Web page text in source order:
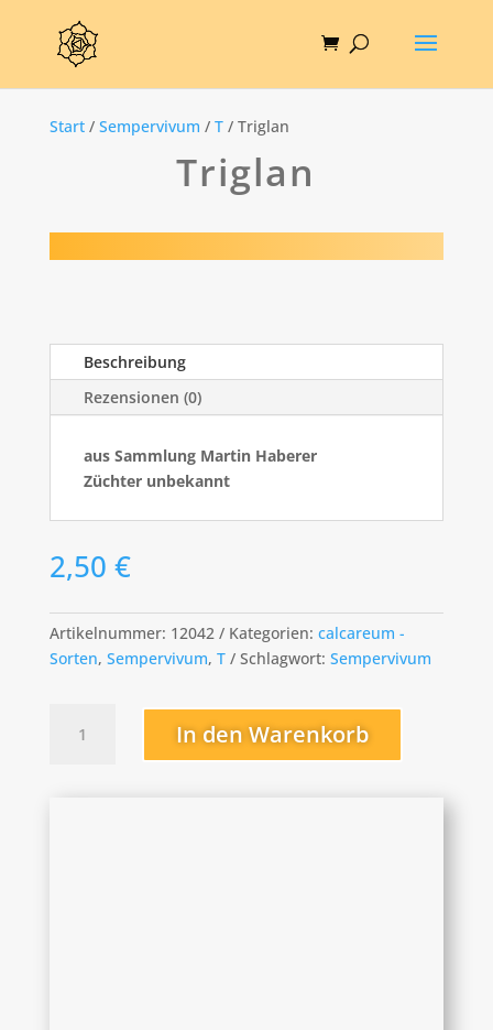
Start/ Sempervivum / T/ Triglan
Triglan
Beschreibung
Rezensionen (0)
aus Sammlung Martin Haberer
Züchter unbekannt
2,50 €
Artikelnummer: 12042 Kategorien: calcareum -
Sorten, Sempervivum, T Schlagwort: Sempervivum
Menge
In den Warenkorb